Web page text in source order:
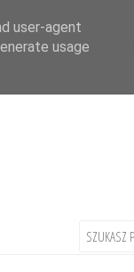
user-agent
usage